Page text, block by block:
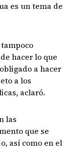
es un tema de
hacer lo que
a hacer
a los
aclaró.
las
que se
así como en el